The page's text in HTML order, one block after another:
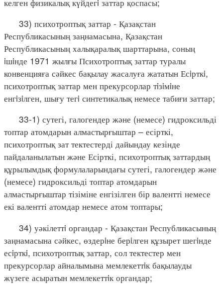
33) психотроптық заттар - Қазақстан
Республикасының заңнамасына, Қазақстан
Республикасының халықаралық шарттарына, соның
iшiнде 1971 жылғы Психотроптық заттар туралы
конвенцияға сәйкес бақылау жасалуға жататын Есiрткi,
психотроптық заттар мен прекурсорлар тiзiмiне
енгiзiлген, шығу тегi синтетикалық немесе табиғи заттар;
33-1) сутегі, галогендер және (немесе) гидроксильді
топтар атомдарын алмастырғыштар – есірткі,
психотроптық зат тектестерді дайындау кезінде
пайдаланылатын және Есірткі, психотроптық заттардың
құрылымдық формулаларындағы сутегі, галогендер және
(немесе) гидроксильді топтар атомдарын
алмастырғыштар тізіміне енгізілген бір валентті немесе
екі валентті атомдар немесе атом топтары;
34) уәкілеттi органдар - Қазақстан Республикасының
заңнамасына сәйкес, өздерiне берiлген құзырет шегiнде
есiрткi, психотроптық заттар, сол тектестер мен
прекурсорлар айналымына мемлекеттiк бақылауды
жүзеге асыратын мемлекеттiк органдар;